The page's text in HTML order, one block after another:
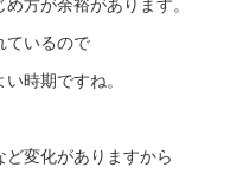
ているので
時期ですね。
変化がありますから